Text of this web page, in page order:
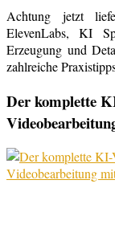
Achtung jetzt
ElevenLabs, KI
Erzeugung und
zahlreiche
Der komplette